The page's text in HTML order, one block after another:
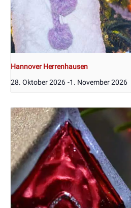
Hannover Herrenhausen
28. Oktober 2026 -1. November 2026